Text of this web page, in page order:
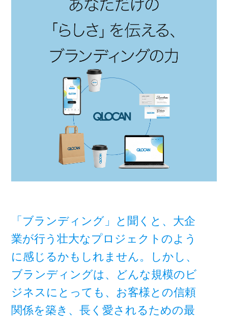
「ブランディング」と聞くと、大企
業が行う壮大なプロジェクトのよう
に感じるかもしれません。しかし、
ブランディングは、どんな規模のビ
ジネスにとっても、お客様との信頼
関係を築き、長く愛されるための最